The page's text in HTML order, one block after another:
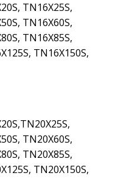
TN16X25S,
TN16X60S,
TN16X85S,
TN16X150S,
TN20X60S,
TN20X85S,
TN20X150S,